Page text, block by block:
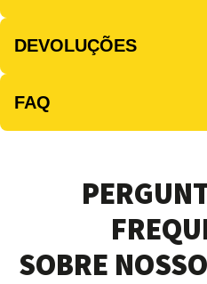
DEVOLUÇÕES
FAQ
SOBRE